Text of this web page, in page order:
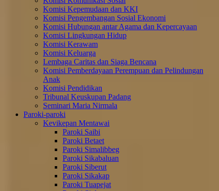
Komisi Kepemudaan dan KKI
Komisi Pengembangan Sosial Ekonomi
Komisi Hubungan antar Agama dan Kepercayaan
Komisi Lingkungan Hidup
Komisi Kerawam
Komisi Keluarga
Lembaga Caritas dan Siaga Bencana
Komisi Pemberdayaan Perempuan dan Pelindungan
Anak
Komisi Pendidikan
Tribunal Keuskupan Padang
Seminari Maria Nirmala
Paroki-paroki
Kevikepan Mentawai
Paroki Saibi
Paroki Betaet
Paroki Simalibbeg
Paroki Sikabaluan
Paroki Siberut
Paroki Sikakap
Paroki Tuapejat